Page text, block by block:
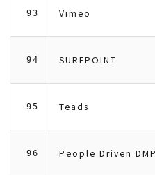
93 Vimeo
94 SURFPOINT
95 Teads
96 People Driven DMP